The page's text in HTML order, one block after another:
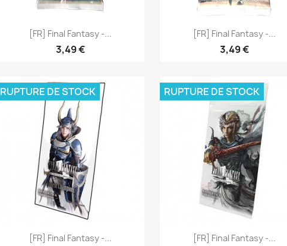
[FR] Final Fantasy -...
3,49 €
Aperçu rapide [FR] Final Fantasy -...
3,49 €
Aperçu rapide
[FR] Final Fantasy -...
RUPTURE DE STOCK
Aperçu rapide [FR] Final Fantasy -...
RUPTURE DE STOCK
Aperçu rapide